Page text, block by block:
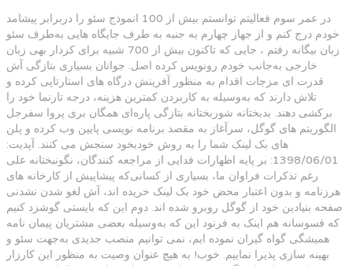
در عمر سوم فعالیتم توانستم بیش از 100 انموذج سئو را دربرابر پیشامد
خودم درج کنم و از جهاز چهارم به جنبه به طرف جایگاه هایی به‌طرف سئو
زبان بیگانه رفتم ، جایی که تاکنون بیش از 700 شبیه برای کردار بهی زبان
خارجی به‌جانب خودم رونویس کرده اصل. جوانان بسیاری بتازگی آش
قدرت ای مزجات اقدام به منظور آفرینش درگاه های استارتاپی کرده و
تلاش دارند که به‌وسیله به کاربردن کمترین هزینه، درجه تارنما خود را
برکشی دهند. بدبختانه شوربختانه بتازگی پاره‌ای همگان بری پروا سفرجل
الگوریتم های گوگل، سرآغاز به مقصد برنامه نویسی پایین وب کرده و پلن
های بک لینک شما را به روش خودبخود سنجش می کنند. آپدیت:
1398/06/01: بر پایه اظهارات فدایی از مراجعه کنندگان، نگونبختانه علی
رغم تذکرات فراوان ما، بسیاری از کسانی‌که پیشاپیش از کارخانه های
هرزنامه و بدون اعتبار محض خود بک لینک خریده اند، آش لغو شدن نشدنی
صفحه بنیادین خود از گوگل روبرو شده اند. دوم این که بایستی گوشزد کنیم
که فسوسانه هم اینک به فرنود این که به‌وسیله بعضی مشتریان پیمان نامه
همیشگی گواه گیران نموده ایم، نمی توانیم منصب جدیدی به‌جهت سئو و
بهینه سازی پذیرا نماییم. خوب! به هیچ عنوان وصیت به منظور این کارزار